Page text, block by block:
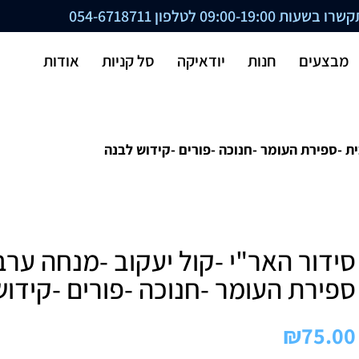
09:00-19:00 לטלפון 054-6718711
מבצעים חנות יודאיקה סל קניות אודות
-ספירת העומר -חנוכה -פורים -קידוש לבנה
סידור האר"י -קול יעקוב -מנחה
ספירת העומר -חנוכה -פורים -
₪75.00